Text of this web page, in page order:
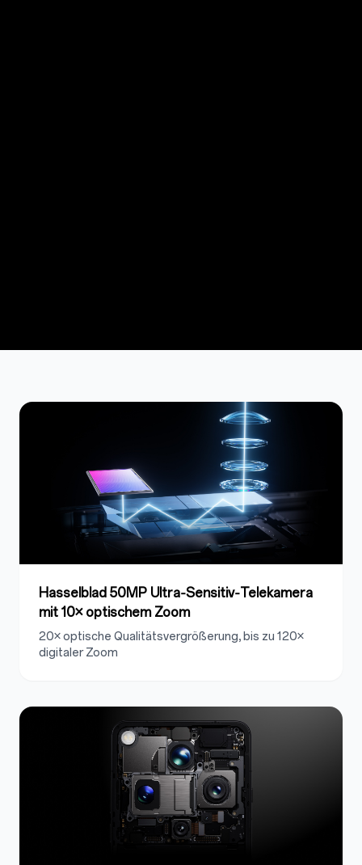
Hasselblad 50MP Ultra‑Sensitiv‑Telekamera
mit 10× optischem Zoom
20× optische Qualitätsvergrößerung, bis zu 120×
digitaler Zoom